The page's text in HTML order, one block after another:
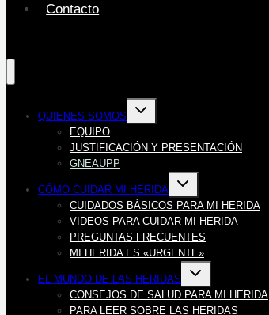
Contacto
QUIENES SOMOS
Alternar
EQUIPO
JUSTIFICACIÓN Y PRESENTACIÓN
GNEAUPP
CÓMO CUIDAR MI HERIDA
Alternar
hijo
CUIDADOS BÁSICOS PARA MI HERIDA
VIDEOS PARA CUIDAR MI HERIDA
PREGUNTAS FRECUENTES
MI HERIDA ES «URGENTE»
EL MUNDO DE LAS HERIDAS
Alternar
hijo
CONSEJOS DE SALUD PARA MI HERIDA
PARA LEER SOBRE LAS HERIDAS